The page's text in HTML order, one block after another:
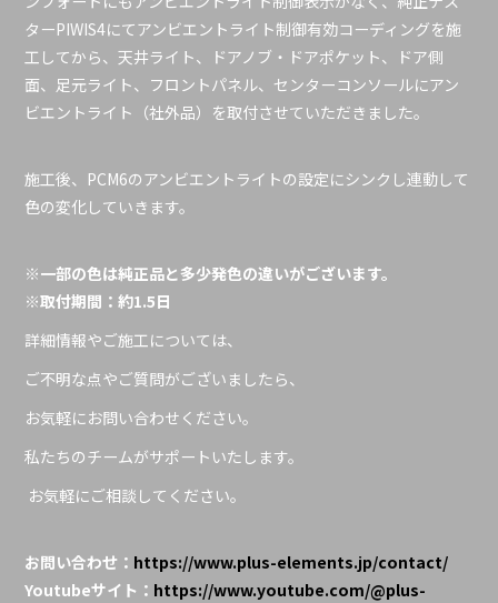
ターPIWIS4にてアンビエントライト制御有効コーディングを施
工してから、天井ライト、ドアノブ・ドアポケット、ドア側
面、足元ライト、フロントパネル、センターコンソールにアン
ビエントライト（社外品）を取付させていただきました。
施工後、PCM6のアンビエントライトの設定にシンクし連動して
色の変化していきます。
※一部の色は純正品と多少発色の違いがございます。
※取付期間：約1.5日
詳細情報やご施工については、
ご不明な点やご質問がございましたら、
お気軽にお問い合わせください。
私たちのチームがサポートいたします。
お気軽にご相談してください。
お問い合わせ： https://www.plus-elements.jp/contact/
Youtubeサイト： https://www.youtube.com/@plus-